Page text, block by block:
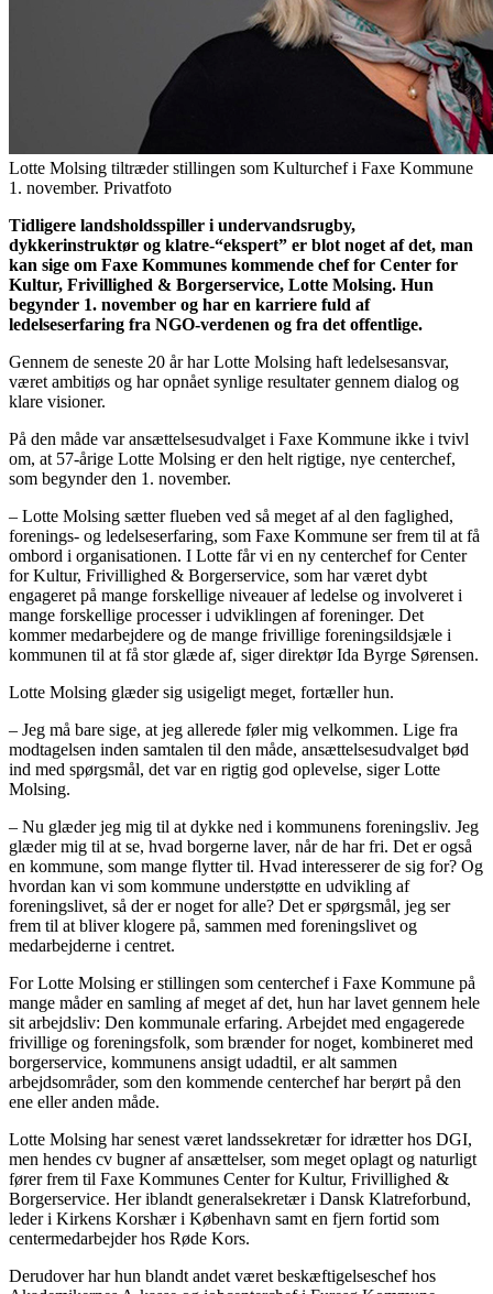
Lotte Molsing tiltræder stillingen som Kulturchef i Faxe Kommune
1. november. Privatfoto
Tidligere landsholdsspiller i undervandsrugby,
dykkerinstruktør og klatre-“ekspert” er blot noget af det, man
kan sige om Faxe Kommunes kommende chef for Center for
Kultur, Frivillighed & Borgerservice, Lotte Molsing. Hun
begynder 1. november og har en karriere fuld af
ledelseserfaring fra NGO-verdenen og fra det offentlige.
Gennem de seneste 20 år har Lotte Molsing haft ledelsesansvar,
været ambitiøs og har opnået synlige resultater gennem dialog og
klare visioner.
På den måde var ansættelsesudvalget i Faxe Kommune ikke i tvivl
om, at 57-årige Lotte Molsing er den helt rigtige, nye centerchef,
som begynder den 1. november.
– Lotte Molsing sætter flueben ved så meget af al den faglighed,
forenings- og ledelseserfaring, som Faxe Kommune ser frem til at få
ombord i organisationen. I Lotte får vi en ny centerchef for Center
for Kultur, Frivillighed & Borgerservice, som har været dybt
engageret på mange forskellige niveauer af ledelse og involveret i
mange forskellige processer i udviklingen af foreninger. Det
kommer medarbejdere og de mange frivillige foreningsildsjæle i
kommunen til at få stor glæde af, siger direktør Ida Byrge Sørensen.
Lotte Molsing glæder sig usigeligt meget, fortæller hun.
– Jeg må bare sige, at jeg allerede føler mig velkommen. Lige fra
modtagelsen inden samtalen til den måde, ansættelsesudvalget bød
ind med spørgsmål, det var en rigtig god oplevelse, siger Lotte
Molsing.
– Nu glæder jeg mig til at dykke ned i kommunens foreningsliv. Jeg
glæder mig til at se, hvad borgerne laver, når de har fri. Det er også
en kommune, som mange flytter til. Hvad interesserer de sig for? Og
hvordan kan vi som kommune understøtte en udvikling af
foreningslivet, så der er noget for alle? Det er spørgsmål, jeg ser
frem til at bliver klogere på, sammen med foreningslivet og
medarbejderne i centret.
For Lotte Molsing er stillingen som centerchef i Faxe Kommune på
mange måder en samling af meget af det, hun har lavet gennem hele
sit arbejdsliv: Den kommunale erfaring. Arbejdet med engagerede
frivillige og foreningsfolk, som brænder for noget, kombineret med
borgerservice, kommunens ansigt udadtil, er alt sammen
arbejdsområder, som den kommende centerchef har berørt på den
ene eller anden måde.
Lotte Molsing har senest været landssekretær for idrætter hos DGI,
men hendes cv bugner af ansættelser, som meget oplagt og naturligt
fører frem til Faxe Kommunes Center for Kultur, Frivillighed &
Borgerservice. Her iblandt generalsekretær i Dansk Klatreforbund,
leder i Kirkens Korshær i København samt en fjern fortid som
centermedarbejder hos Røde Kors.
Derudover har hun blandt andet været beskæftigelseschef hos